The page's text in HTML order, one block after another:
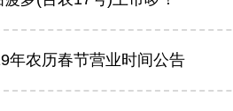
年农历春节营业时间公告